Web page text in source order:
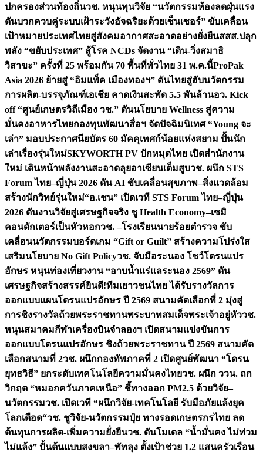
ปกครองส่วนท้องถิ่นวช. หนุนทุนวิจัย “นวัตกรรมห้องลดฝุ่นแรง
ดันบวกควบคู่ระบบเฝ้าระวังอัจฉริยะด้วยเซ็นเซอร์” ขับเคลื่อน
เป้าหมายประเทศไทยสู่สังคมอากาศสะอาดอย่างยั่งยืนสสส.ปลุก
พลัง “ขยับประเทศ” สู้โรค NCDs จัดงาน “เดิน-วิ่งสมาธิ
วิสาขะ” ครั้งที่ 25 พร้อมกัน 70 พื้นที่ทั่วไทย 31 พ.ค.นี้ProPak
Asia 2026 ย้ายสู่ “อิมแพ็ค เมืองทองฯ” ดันไทยสู่ฮับนวัตกรรม
การผลิต-บรรจุภัณฑ์เอเชีย คาดเงินสะพัด 5.5 พันล้านอว. Kick
off “ศูนย์เกษตรวิถีเมือง วช.” ดันนโยบาย Wellness สู่ความ
มั่นคงอาหารไทยกองทุนพัฒนาสื่อฯ จัดปัจฉิมนิเทศ “Young จะ
เล่า” มอบประกาศนียบัตร 60 มัคคุเทศก์น้อยแห่งสยาม ปั้นนัก
เล่าเรื่องรุ่นใหม่SKYWORTH PV ปักหมุดไทย เปิดสำนักงาน
ใหม่ เดินหน้าพลังงานสะอาดลุยอาเซียนเต็มสูบวช. ผนึก STS
Forum ไทย–ญี่ปุ่น 2026 ดัน AI ขับเคลื่อนสุขภาพ–สิ่งแวดล้อม
สร้างนักวิทย์รุ่นใหม่“อ.เชน” เปิดเวที STS Forum ไทย–ญี่ปุ่น
2026 ดันงานวิจัยสู่เศรษฐกิจจริง ชู Health Economy–เซมิ
คอนดักเตอร์เป็นหัวหอกวช. –โรงเรียนนายร้อยตำรวจ ขับ
เคลื่อนนวัตกรรมบอร์ดเกม “Gift or Guilt” สร้างความโปร่งใส
เสริมนโยบาย No Gift Policyวช. จับมือระนอง โชว์โดรนแปร
อักษร หนุนท่องเที่ยวงาน “อาบน้ำแร่แลระนอง 2569” ดัน
เศรษฐกิจสร้างสรรค์ยินดี!ทีมเยาวชนไทย ได้รับรางวัลการ
ออกแบบแผนโดรนแปรอักษร ปี 2569 สนามคัดเลือกที่ 2 มุ่งสู่
การชิงรางวัลถ้วยพระราชทานพระบาทสมเด็จพระเจ้าอยู่หัววช.
หนุนสมาคมกีฬาเครื่องบินจำลองฯ เปิดสนามแข่งขันการ
ออกแบบโดรนแปรอักษร ชิงถ้วยพระราชทาน ปี 2569 สนามคัด
เลือกสนามที่ 2วช. ผนึกกองทัพภาคที่ 2 เปิดศูนย์พัฒนา “โดรน
ยุทธวิธี” ยกระดับเทคโนโลยีความมั่นคงไทยวช. ผนึก ววน. ถก
วิกฤต “หมอกควันภาคเหนือ” ชี้ทางออก PM2.5 ด้วยวิจัย–
นวัตกรรมวช. เปิดเวที “ผนึกวิจัย-เทคโนโลยี รับมือภัยแล้งยุค
โลกเดือด“วช. ชูวิจัย-นวัตกรรมปุ๋ย ทางรอดเกษตรกรไทย ลด
ต้นทุนการผลิต-เพิ่มความยั่งยืนวช. ดันโมเดล “น้ำมั่นคง ไม่ท่วม
ไม่แล้ง” ปั้นต้นแบบสงขลา–พัทลุง ตั้งเป้าช่วย 1.2 แสนครัวเรือน